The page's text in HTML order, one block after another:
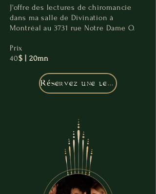
J'offre des lectures de chiromancie
dans ma salle de Divination à
Montréal au 3731 rue Notre Dame O.
Prix
40$ | 20mn
Réservez une lecture